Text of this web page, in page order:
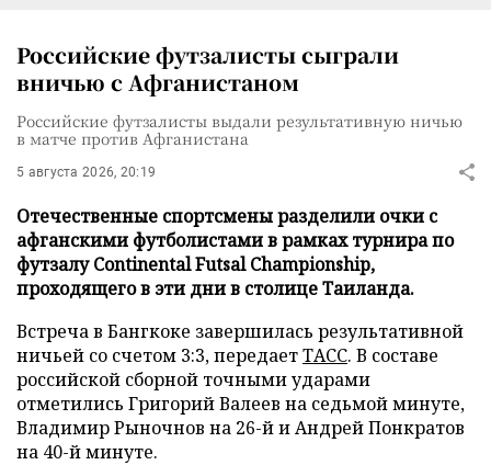
Российские футзалисты сыграли
вничью с Афганистаном
Российские футзалисты выдали результативную ничью
в матче против Афганистана
5 августа 2026, 20:19
Отечественные спортсмены разделили очки с
афганскими футболистами в рамках турнира по
футзалу Continental Futsal Championship,
проходящего в эти дни в столице Таиланда.
Встреча в Бангкоке завершилась результативной
ничьей со счетом 3:3, передаетТАСС. В составе
российской сборной точными ударами
отметились Григорий Валеев на седьмой минуте,
Владимир Рыночнов на 26-й и Андрей Понкратов
на 40-й минуте.